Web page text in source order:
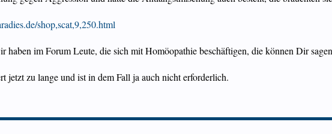
shop,scat,9,250.html
haben im Forum Leute, die sich mit Homöopathie beschäftigen, die können Dir
jetzt zu lange und ist in dem Fall ja auch nicht erforderlich.